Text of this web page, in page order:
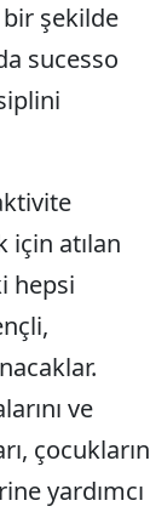
şekilde
sucesso
için atılan
hepsi
ve
çocukların
yardımcı